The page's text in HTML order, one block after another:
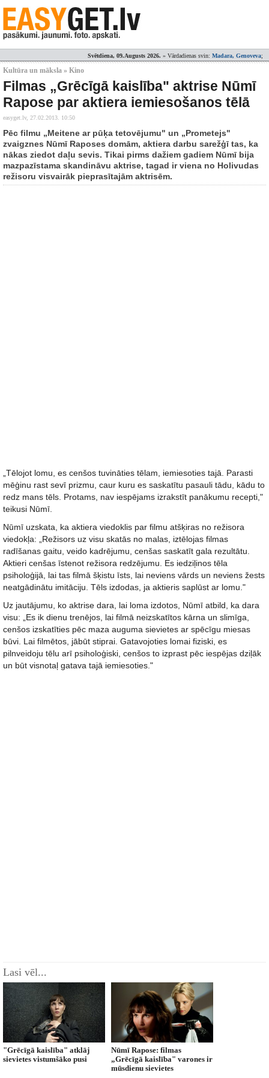
Svētdiena, 09.Augusts 2026. » Vārdadienas svin: Madara, Genoveva;
Kultūra un māksla » Kino
Filmas „Grēcīgā kaislība" aktrise Nūmī
Rapose par aktiera iemiesošanos tēlā
easyget.lv, 27.02.2013. 10:50
Pēc filmu „Meitene ar pūķa tetovējumu" un „Prometejs"
zvaigznes Nūmī Raposes domām, aktiera darbu sarežģī tas, ka
nākas ziedot daļu sevis. Tikai pirms dažiem gadiem Nūmī bija
mazpazīstama skandināvu aktrise, tagad ir viena no Holivudas
režisoru visvairāk pieprasītajām aktrisēm.
„Tēlojot lomu, es cenšos tuvināties tēlam, iemiesoties tajā. Parasti
mēģinu rast sevī prizmu, caur kuru es saskatītu pasauli tādu, kādu to
redz mans tēls. Protams, nav iespējams izrakstīt panākumu recepti,"
teikusi Nūmī.
Nūmī uzskata, ka aktiera viedoklis par filmu atšķiras no režisora
viedokļa: „Režisors uz visu skatās no malas, iztēlojas filmas
radīšanas gaitu, veido kadrējumu, cenšas saskatīt gala rezultātu.
Aktieri cenšas īstenot režisora redzējumu. Es iedziļinos tēla
psiholoģijā, lai tas filmā šķistu īsts, lai neviens vārds un neviens žests
neatgādinātu imitāciju. Tēls izdodas, ja aktieris saplūst ar lomu."
Uz jautājumu, ko aktrise dara, lai loma izdotos, Nūmī atbild, ka dara
visu: „Es ik dienu trenējos, lai filmā neizskatītos kārna un slimīga,
cenšos izskatīties pēc maza auguma sievietes ar spēcīgu miesas
būvi. Lai filmētos, jābūt stiprai. Gatavojoties lomai fiziski, es
pilnveidoju tēlu arī psiholoģiski, cenšos to izprast pēc iespējas dziļāk
un būt visnotaļ gatava tajā iemiesoties."
Lasi vēl...
"Grēcīgā kaislība" atklāj
sievietes vistumšāko pusi
Nūmī Rapose: filmas
„Grēcīgā kaislība" varones ir
mūsdienu sievietes